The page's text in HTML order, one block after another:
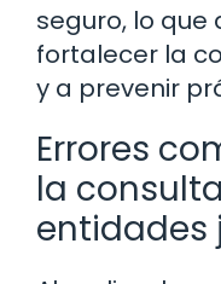
seguro, lo que
fortalecer la
y a prevenir
Errores
la
entidades